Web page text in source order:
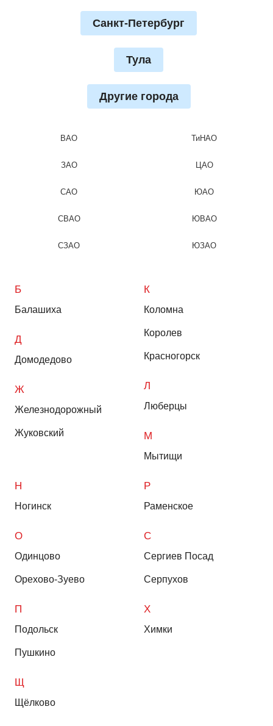
Санкт-Петербург
Тула
Другие города
ВАО
ЗАО
САО
СВАО
СЗАО
ТиНАО
ЦАО
ЮАО
ЮВАО
ЮЗАО
Б
Балашиха
Д
Домодедово
Ж
Железнодорожный
Жуковский
К
Коломна
Королев
Красногорск
Л
Люберцы
М
Мытищи
Н
Ногинск
О
Одинцово
Орехово-Зуево
П
Подольск
Пушкино
Р
Раменское
С
Сергиев Посад
Серпухов
Х
Химки
Щ
Щёлково